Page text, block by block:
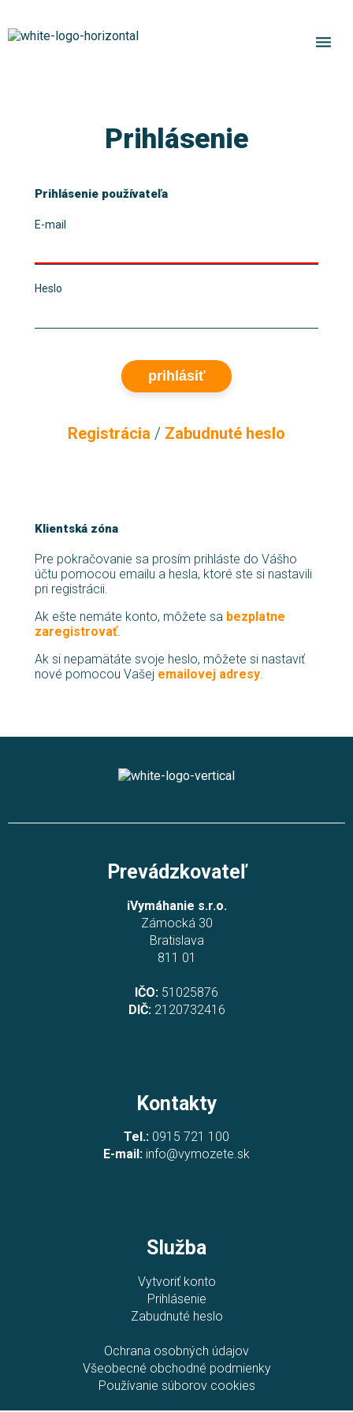
menu
Prihlásenie
Prihlásenie používateľa
E-mail
Heslo
prihlásiť
Registrácia / Zabudnuté heslo
Klientská zóna
Pre pokračovanie sa prosím prihláste do Vášho
účtu pomocou emailu a hesla, ktoré ste si nastavili
pri registrácii.
Ak ešte nemáte konto, môžete sa bezplatne
zaregistrovať.
Ak si nepamätáte svoje heslo, môžete si nastaviť
nové pomocou Vašej emailovej adresy.
Prevádzkovateľ
iVymáhanie s.r.o.
Zámocká 30
Bratislava
811 01
IČO: 51025876
DIČ:2120732416
Kontakty
Tel.: 0915 721 100
E-mail: info@vymozete.sk
Služba
Vytvoriť konto
Prihlásenie
Zabudnuté heslo
Ochrana osobných údajov
Všeobecné obchodné podmienky
Používanie súborov cookies